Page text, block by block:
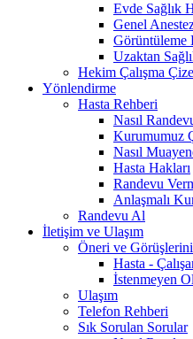
Evde Sağlık
Genel
Görüntüleme
Uzaktan
Hekim Çalışma
Yönlendirme
Hasta Rehberi
Nasıl
Kurumumuz
Nasıl
Hasta Hakları
Randevu
Anlaşmalı
Randevu Al
İletişim ve Ulaşım
Öneri ve
Hasta -
İstenmeyen
Ulaşım
Telefon Rehberi
Sık Sorulan Sorular